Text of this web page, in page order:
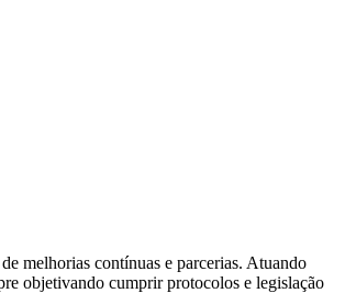
melhorias contínuas e parcerias. Atuando
objetivando cumprir protocolos e legislação